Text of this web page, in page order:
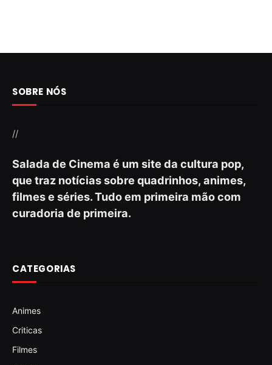
SOBRE NÓS
//
Salada de Cinema é um site da cultura pop,
que traz notícias sobre quadrinhos, animes,
filmes e séries. Tudo em primeira mão com
curadoria de primeira.
CATEGORIAS
Animes
Criticas
Filmes